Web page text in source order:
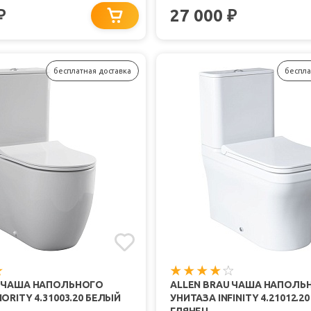
27 000 ₽
бесплатная доставка
ЧАША НАПОЛЬНОГО
4.31003.20 БЕЛЫЙ
ALLEN BRAU ЧАША
УНИТАЗА INFINITY